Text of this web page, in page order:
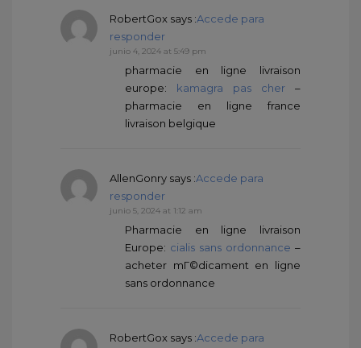
RobertGox says :Accede para
responder
junio 4, 2024 at 5:49 pm
pharmacie en ligne livraison
europe: kamagra pas cher –
pharmacie en ligne france
livraison belgique
AllenGonry says :Accede para
responder
junio 5, 2024 at 1:12 am
Pharmacie en ligne livraison
Europe: cialis sans ordonnance –
acheter mГ©dicament en ligne
sans ordonnance
RobertGox says :Accede para